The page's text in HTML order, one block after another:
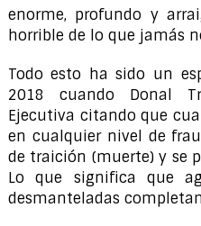
enorme, profundo y
horrible de lo que jamás
Todo esto ha sido un
2018 cuando Donal
Ejecutiva citando que
en cualquier nivel de
de traición (muerte) y se
Lo que significa que
desmanteladas